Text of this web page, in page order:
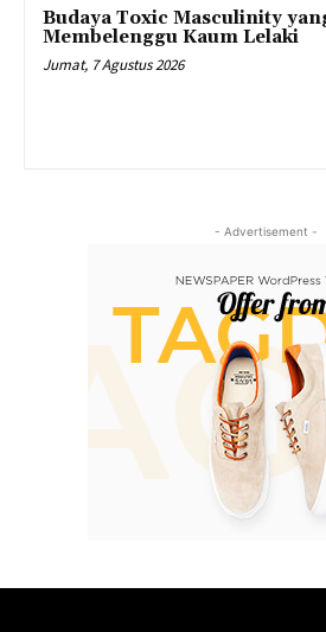
Budaya Toxic Masculinity
Membelenggu Kaum Lelaki
Jumat, 7 Agustus 2026
- Advertisement -